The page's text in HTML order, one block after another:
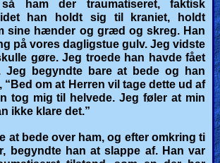
ham der traumatiseret, faktisk
idet han holdt sig til kraniet, holdt
sine hænder og græd og skreg. Han
på vores dagligstue gulv. Jeg vidste
gøre. Jeg troede han havde fået
Jeg begyndte bare at bede og han
“Bed om at Herren vil tage dette ud af
tog mig til helvede. Jeg føler at min
ikke klare det.”
at bede over ham, og efter omkring ti
begyndte han at slappe af. Han var